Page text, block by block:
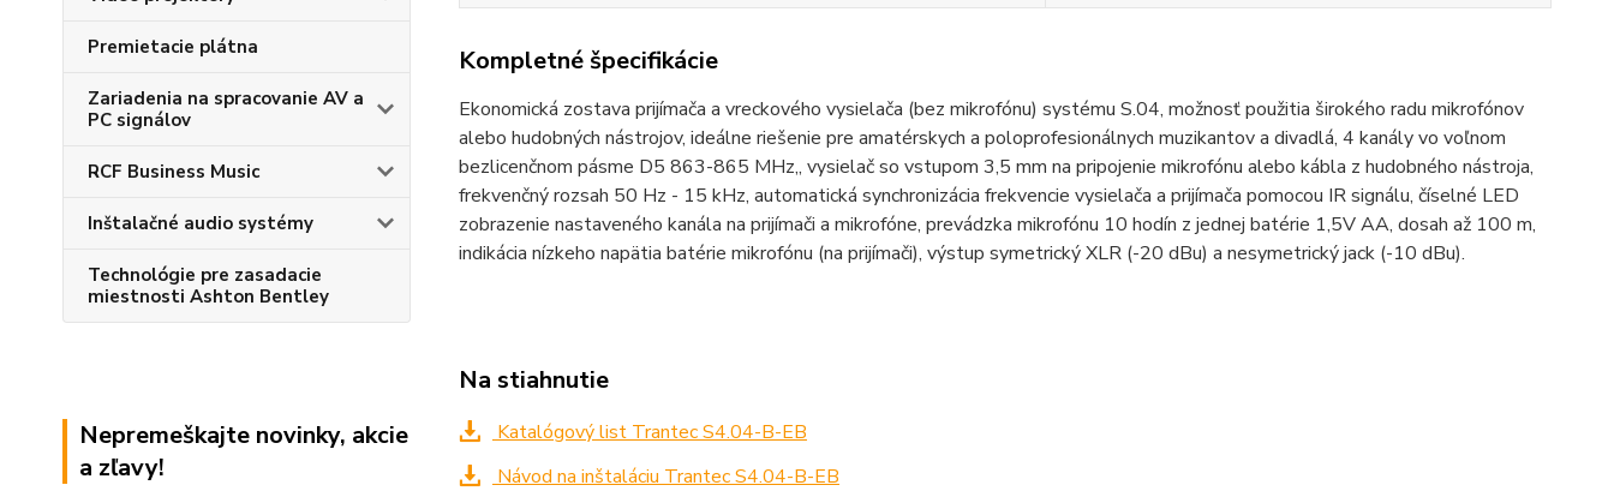
Premietacie plátna
Zariadenia na spracovanie AV a
PC signálov
RCF Business Music
Inštalačné audio systémy
Technológie pre zasadacie
miestnosti Ashton Bentley
Nepremeškajte novinky, akcie
a zľavy!
Kompletné špecifikácie
Ekonomická zostava prijímača a vreckového vysielača (bez mikrofónu) systému S.04, možnosť použitia širokého radu mikrofónov
alebo hudobných nástrojov, ideálne riešenie pre amatérskych a poloprofesionálnych muzikantov a divadlá, 4 kanály vo voľnom
bezlicenčnom pásme D5 863-865 MHz,, vysielač so vstupom 3,5 mm na pripojenie mikrofónu alebo kábla z hudobného nástroja,
frekvenčný rozsah 50 Hz - 15 kHz, automatická synchronizácia frekvencie vysielača a prijímača pomocou IR signálu, číselné LED
zobrazenie nastaveného kanála na prijímači a mikrofóne, prevádzka mikrofónu 10 hodín z jednej batérie 1,5V AA, dosah až 100 m,
indikácia nízkeho napätia batérie mikrofónu (na prijímači), výstup symetrický XLR (-20 dBu) a nesymetrický jack (-10 dBu).
Na stiahnutie
Katalógový list Trantec S4.04-B-EB
Návod na inštaláciu Trantec S4.04-B-EB